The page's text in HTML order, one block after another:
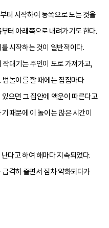
터 시작하여 동쪽으로 도는 것을
터 아래쪽으로 내려가기도 한다.
시작하는 것이 일반적이다.
대기는 주인이 도로 가져가고,
놀이를 할 때에는 집집마다
으면 그 집안에 액운이 따른다고
때문에 이 놀이는 많은 시간이
다고 하여 해마다 지속되었다.
격히 줄면서 점차 약화되다가